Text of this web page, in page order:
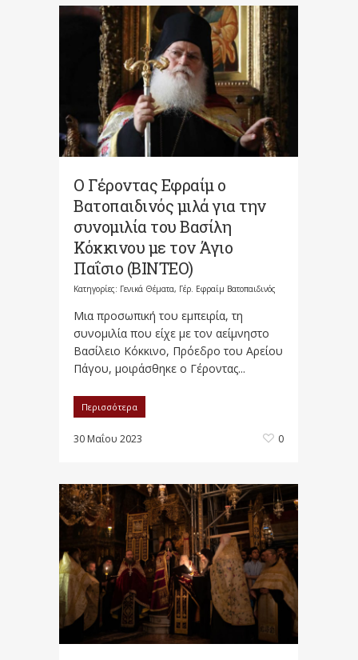
Ο Γέροντας Εφραίμ ο
Βατοπαιδινός μιλά για την
συνομιλία του Βασίλη
Κόκκινου με τον Άγιο
Παΐσιο (ΒΙΝΤΕΟ)
Κατηγορίες: Γενικά Θέματα, Γέρ. Εφραίμ Βατοπαιδινός
Μια προσωπική του εμπειρία, τη
συνομιλία που είχε με τον αείμνηστο
Βασίλειο Κόκκινο, Πρόεδρο του Αρείου
Πάγου, μοιράσθηκε ο Γέροντας...
Περισσότερα
30 Μαΐου 2023 0